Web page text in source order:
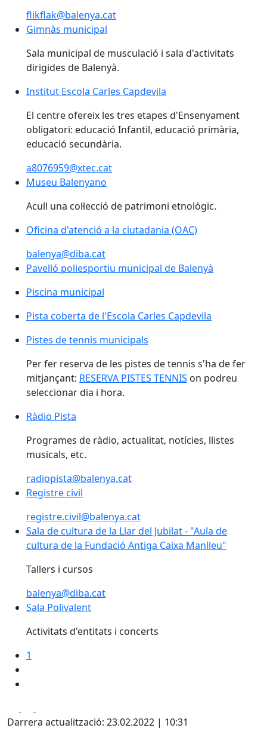
flikflak@balenya.cat
Gimnàs municipal
Gimnàs municipal
Sala municipal de musculació i sala d'activitats
dirigides de Balenyà.
Institut Escola Carles Capdevila
Institut Escola Carles Capdevila
El centre ofereix les tres etapes d'Ensenyament
obligatori: educació Infantil, educació primària,
educació secundària.
a8076959@xtec.cat
Museu Balenyano
Acull una col·lecció de patrimoni etnològic.
Oficina d'atenció a la ciutadania (OAC)
Oficina d'atenció a la ciutadania (OAC)
balenya@diba.cat
Pavelló poliesportiu municipal de Balenyà
Pavelló poliesportiu municipal de Balenyà
Piscina municipal
Piscina municipal
Pista coberta de l'Escola Carles Capdevila
Pista coberta de l'Escola Carles Capdevila
Pistes de tennis municipals
Pistes de tennis municipals
Per fer reserva de les pistes de tennis s'ha de fer
mitjançant: RESERVA PISTES TENNIS on podreu
seleccionar dia i hora.
Ràdio Pista
Ràdio Pista
Programes de ràdio, actualitat, notícies, llistes
musicals, etc.
radiopista@balenya.cat
Registre civil
registre.civil@balenya.cat
Sala de cultura de la Llar del Jubilat - "Aula de
cultura de la Fundació Antiga Caixa Manlleu"
Tallers i cursos
balenya@diba.cat
Sala Polivalent
Activitats d'entitats i concerts
1
Darrera actualització: 23.02.2022 | 10:31